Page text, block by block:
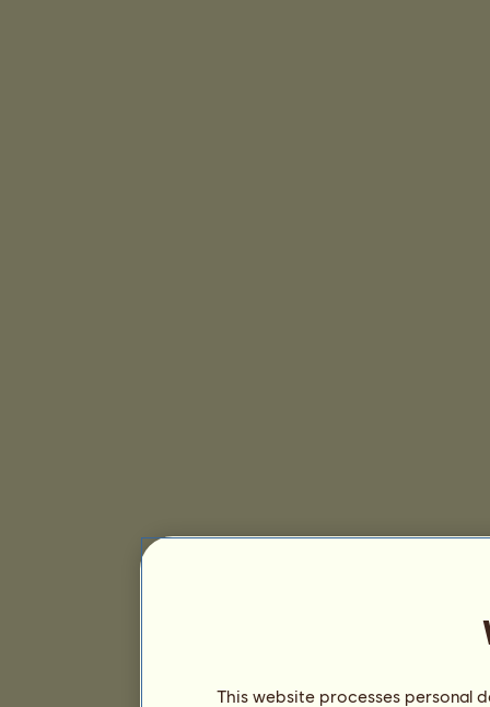
This website processes personal